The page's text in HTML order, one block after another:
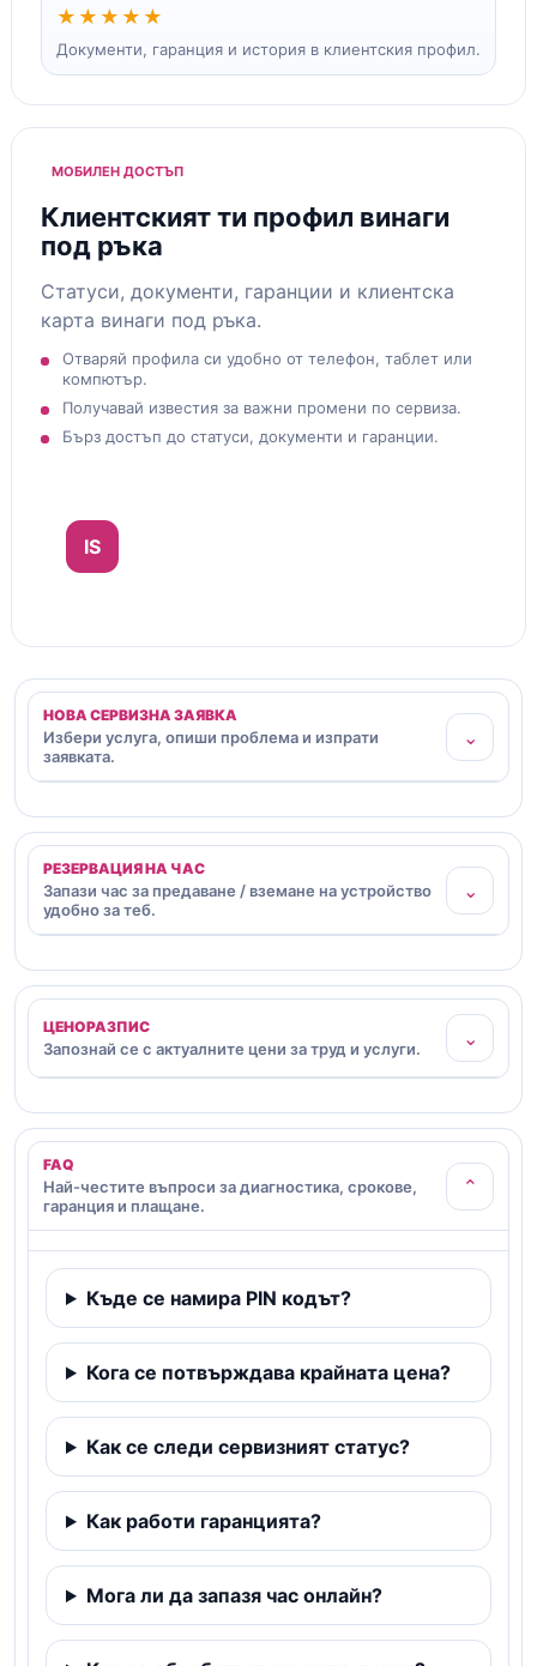
★★★★★
Документи, гаранция и история в клиентския профил.
МОБИЛЕН ДОСТЪП
Клиентският ти профил винаги
под ръка
Статуси, документи, гаранции и клиентска
карта винаги под ръка.
Отваряй профила си удобно от телефон, таблет или
компютър.
Получавай известия за важни промени по сервиза.
Бърз достъп до статуси, документи и гаранции.
IS
НОВА СЕРВИЗНА ЗАЯВКА
Избери услуга, опиши проблема и изпрати
заявката.
⌄
РЕЗЕРВАЦИЯ НА ЧАС
Запази час за предаване / вземане на устройство
удобно за теб.
⌄
ЦЕНОРАЗПИС
Запознай се с актуалните цени за труд и услуги. ⌄
FAQ
Най-честите въпроси за диагностика, срокове,
гаранция и плащане.
⌄
Къде се намира PIN кодът?
Кога се потвърждава крайната цена?
Как се следи сервизният статус?
Как работи гаранцията?
Мога ли да запазя час онлайн?